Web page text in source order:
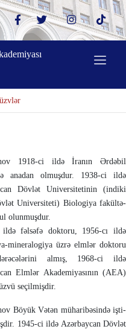
1918-ci ildə İranın Ərdəbil
anadan olmuşdur. 1938-ci ildə
Dövlət Universitetinin (indiki
Universiteti) Bio­logiya fakültə­
olunmuşdur.
ildə fəlsəfə doktoru, 1956-cı il­də
mineralogiya üzrə elmlər dok­to­ru
almış, 1968-ci ildə
Elmlər Akademiya­sının (AEA)
seçilmişdir.
Böyük Vətən müharibəsin­də işti­
1945-ci ildə Azər­bay­can Dövlət